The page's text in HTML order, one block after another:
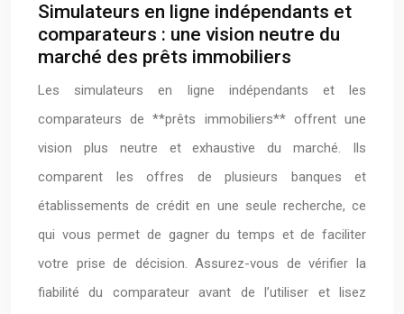
Simulateurs en ligne indépendants et
comparateurs : une vision neutre du
marché des prêts immobiliers
Les simulateurs en ligne indépendants et les
comparateurs de **prêts immobiliers** offrent une
vision plus neutre et exhaustive du marché. Ils
comparent les offres de plusieurs banques et
établissements de crédit en une seule recherche, ce
qui vous permet de gagner du temps et de faciliter
votre prise de décision. Assurez-vous de vérifier la
fiabilité du comparateur avant de l’utiliser et lisez